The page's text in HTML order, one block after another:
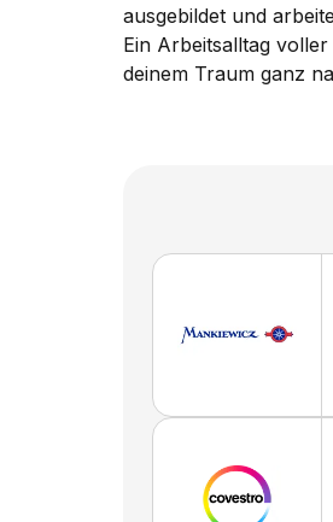
ausgebildet und
Ein Arbeitsalltag
deinem Traum ganz